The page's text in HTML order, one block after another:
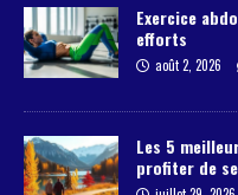
Exercice
efforts
août 2, 2026
Les 5
profiter de